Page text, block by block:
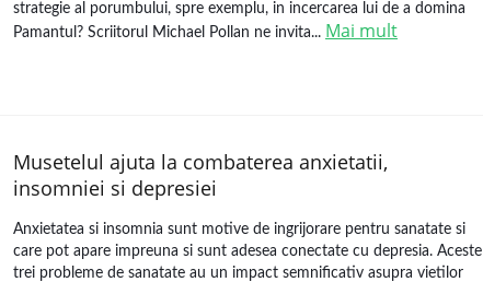
strategie al porumbului, spre exemplu, in incercarea lui de a domina
Pamantul? Scriitorul Michael Pollan ne invita... Mai mult
Musetelul ajuta la combaterea anxietatii,
insomniei si depresiei
Anxietatea si insomnia sunt motive de ingrijorare pentru sanatate si
care pot apare impreuna si sunt adesea conectate cu depresia. Aceste
trei probleme de sanatate au un impact semnificativ asupra vietilor